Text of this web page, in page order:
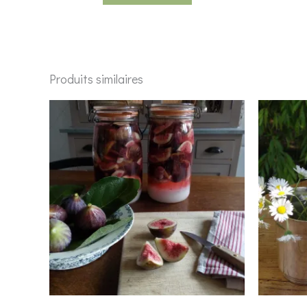
Produits similaires